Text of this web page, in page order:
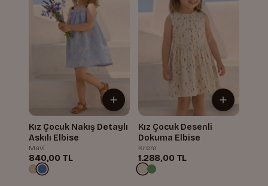
Kız Çocuk Nakış Detaylı
Askılı Elbise
Mavi
840,00 TL
Kız Çocuk Desenli
Dokuma Elbise
Krem
1.288,00 TL